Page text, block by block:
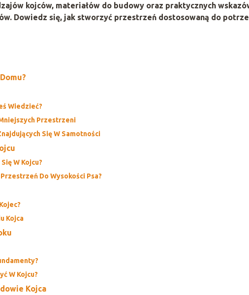
kojców, materiałów do budowy oraz praktycznych
Dowiedz się, jak stworzyć przestrzeń dostosowaną do
Wiedzieć?
Przestrzeni
Się W Samotności
W Kojcu?
Do Wysokości Psa?
Kojca
W Kojcu?
Kojca